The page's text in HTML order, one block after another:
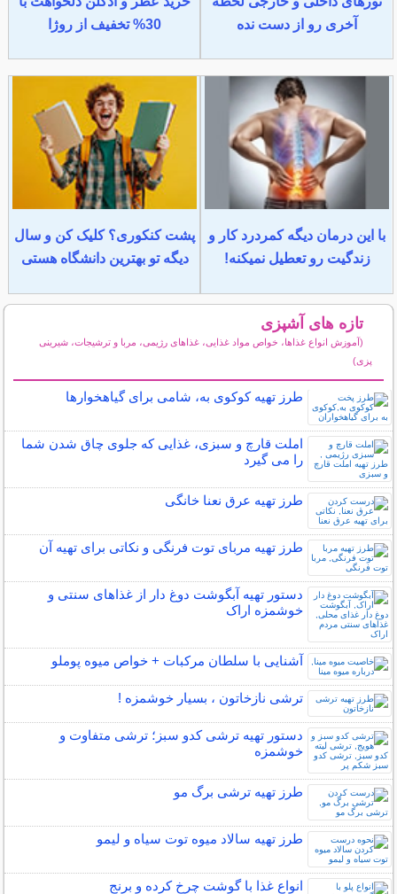
آخری رو از دست نده
30% تخفیف از روژا
با این درمان دیگه کمردرد کار و
زندگیت رو تعطیل نمیکنه!
پشت کنکوری؟ کلیک کن و سال
دیگه تو بهترین دانشگاه هستی
تازه های آشپزی
(آموزش انواع غذاها، خواص مواد غذایی، غذاهای رژیمی، مربا و ترشیجات، شیرینی
پزی)
طرز تهیه کوکوی به، شامی برای گیاهخوارها
املت قارچ و سبزی، غذایی که جلوی چاق شدن شما
را می گیرد
طرز تهیه عرق نعنا خانگی
طرز تهیه مربای توت فرنگی و نکاتی برای تهیه آن
دستور تهیه آبگوشت دوغ دار از غذاهای سنتی و
خوشمزه اراک
آشنایی با سلطان مرکبات + خواص میوه پوملو
ترشی نازخاتون ، بسیار خوشمزه !
دستور تهیه ترشی کدو سبز؛ ترشی متفاوت و
خوشمزه
طرز تهیه ترشی برگ مو
طرز تهیه سالاد میوه توت سیاه و لیمو
انواع غذا با گوشت چرخ کرده و برنج